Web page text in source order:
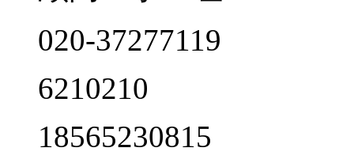
020-37277119
6210210
18565230815